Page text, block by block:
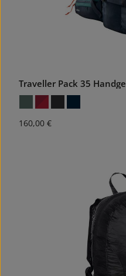
Traveller Pack 35
Regulärer Preis:
160,00 €